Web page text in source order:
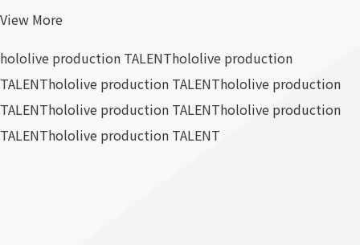
View More
hololive production TALENThololive production
TALENThololive production TALENThololive production
TALENThololive production TALENThololive production
TALENThololive production TALENT